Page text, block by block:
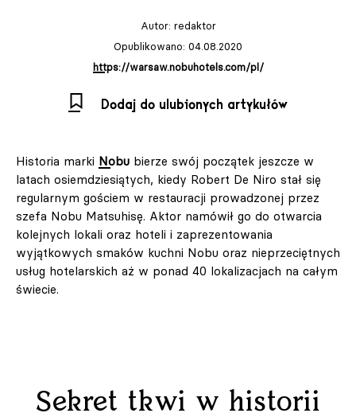
Autor: redaktor
Opublikowano: 04.08.2020
https://warsaw.nobuhotels.com/pl/
Dodaj do ulubionych artykułów
Historia marki Nobu bierze swój początek jeszcze w
latach osiemdziesiątych, kiedy Robert De Niro stał się
regularnym gościem w restauracji prowadzonej przez
szefa Nobu Matsuhisę. Aktor namówił go do otwarcia
kolejnych lokali oraz hoteli i zaprezentowania
wyjątkowych smaków kuchni Nobu oraz nieprzeciętnych
usług hotelarskich aż w ponad 40 lokalizacjach na całym
świecie.
Sekret tkwi w historii